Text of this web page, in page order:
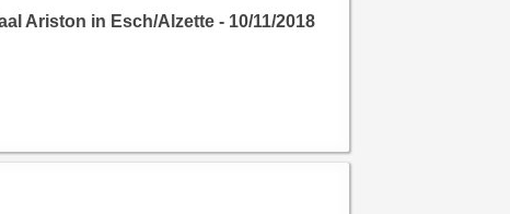
Ariston in Esch/Alzette - 10/11/2018